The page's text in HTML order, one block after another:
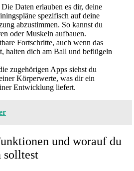
Daten erlauben es dir, deine
spezifisch auf deine
abzustimmen. So kannst du
oder Muskeln aufbauen.
Fortschritte, auch wenn das
halten dich am Ball und beflügeln
zugehörigen Apps siehst du
Körperwerte, was dir ein
Entwicklung liefert.
und worauf du
solltest